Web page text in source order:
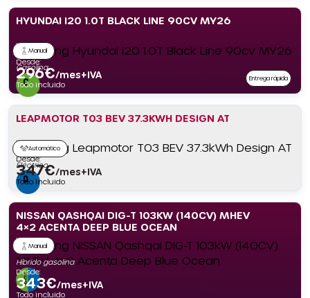
HYUNDAI I20 1.0T BLACK LINE 90CV MY26
Manual
Gasolina
Desde:
296€/mes+IVA
Todo incluido
Entrega rápida
LEAPMOTOR T03 BEV 37.3KWH DESIGN AT
Automático
Eléctrico
Desde:
347€/mes+IVA
Todo incluido
NISSAN QASHQAI DIG-T 103KW (140CV) MHEV
4×2 ACENTA DEEP BLUE OCEAN
Manual
Híbrido gasolina
Desde:
343€/mes+IVA
Todo incluido